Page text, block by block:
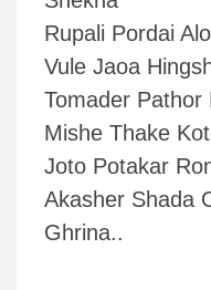
Rupali Pordai
Vule Jaoa
Tomader Pathor
Mishe Thake
Joto Potakar
Akasher Shada
Ghrina..